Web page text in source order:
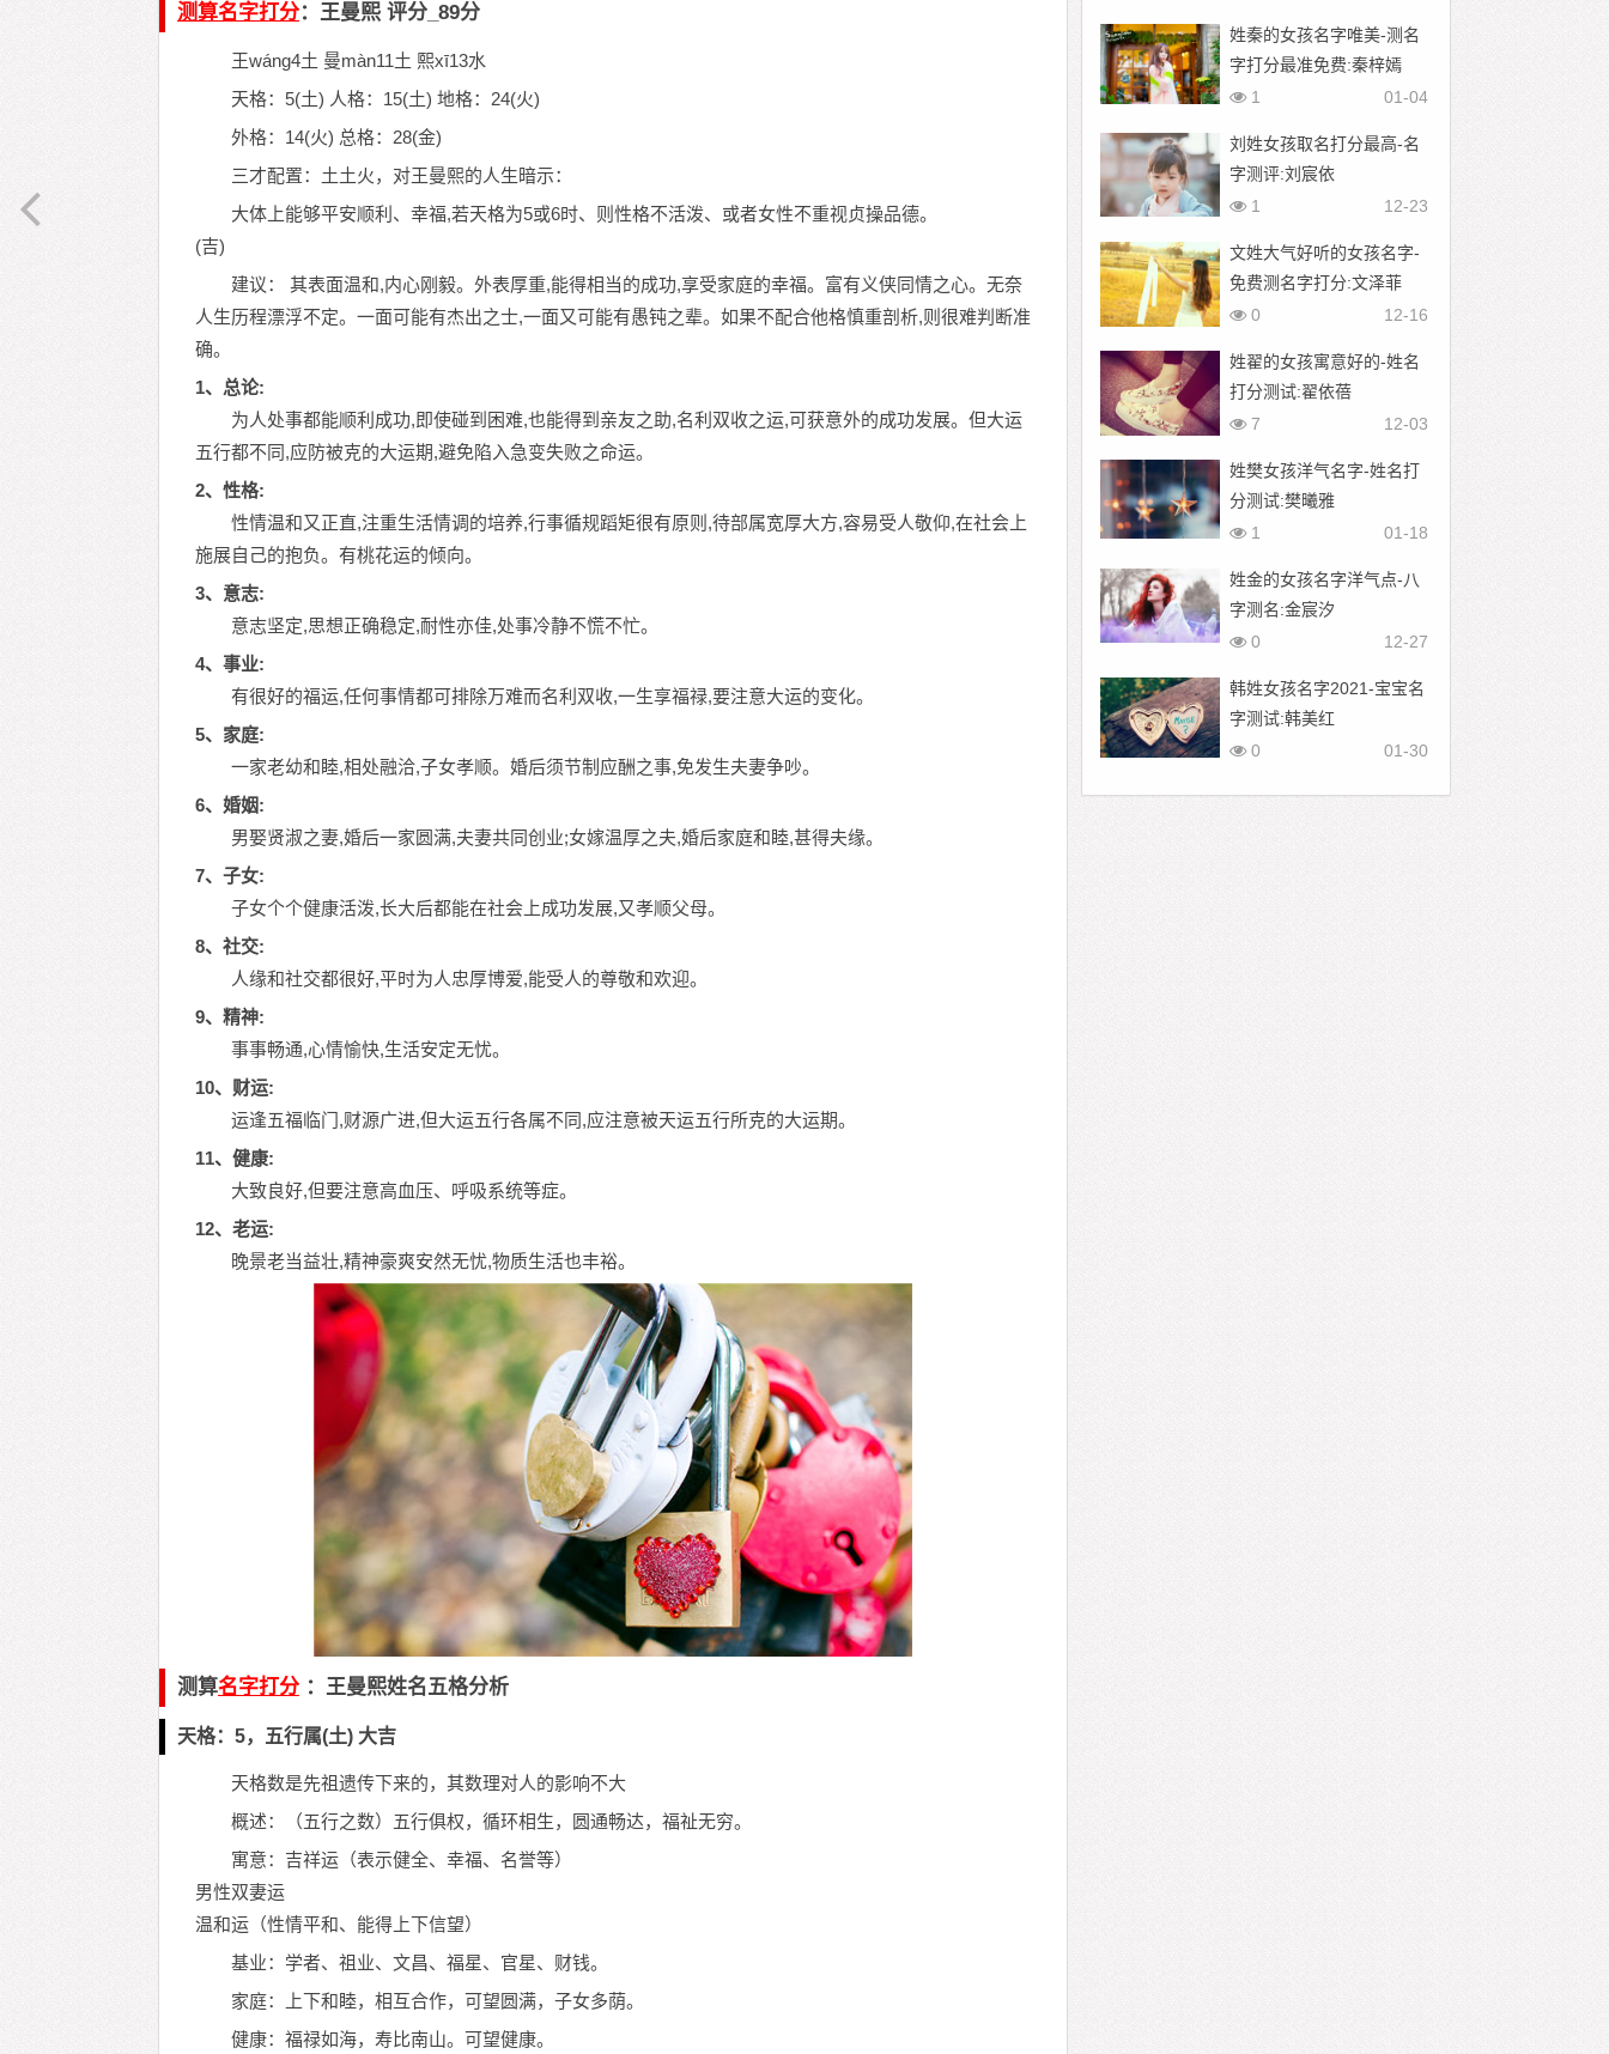
测算名字打分：王曼熙 评分_89分
王wáng4土 曼màn11土 熙xī13水
天格：5(土) 人格：15(土) 地格：24(火)
外格：14(火) 总格：28(金)
三才配置：土土火，对王曼熙的人生暗示：
大体上能够平安顺利、幸福,若天格为5或6时、则性格不活泼、或者女性不重视贞操品德。
(吉)
建议： 其表面温和,内心刚毅。外表厚重,能得相当的成功,享受家庭的幸福。富有义侠同情之心。无奈
人生历程漂浮不定。一面可能有杰出之士,一面又可能有愚钝之辈。如果不配合他格慎重剖析,则很难判断准
确。
1、总论:
为人处事都能顺利成功,即使碰到困难,也能得到亲友之助,名利双收之运,可获意外的成功发展。但大运
五行都不同,应防被克的大运期,避免陷入急变失败之命运。
2、性格:
性情温和又正直,注重生活情调的培养,行事循规蹈矩很有原则,待部属宽厚大方,容易受人敬仰,在社会上
施展自己的抱负。有桃花运的倾向。
3、意志:
意志坚定,思想正确稳定,耐性亦佳,处事冷静不慌不忙。
4、事业:
有很好的福运,任何事情都可排除万难而名利双收,一生享福禄,要注意大运的变化。
5、家庭:
一家老幼和睦,相处融洽,子女孝顺。婚后须节制应酬之事,免发生夫妻争吵。
6、婚姻:
男娶贤淑之妻,婚后一家圆满,夫妻共同创业;女嫁温厚之夫,婚后家庭和睦,甚得夫缘。
7、子女:
子女个个健康活泼,长大后都能在社会上成功发展,又孝顺父母。
8、社交:
人缘和社交都很好,平时为人忠厚博爱,能受人的尊敬和欢迎。
9、精神:
事事畅通,心情愉快,生活安定无忧。
10、财运:
运逢五福临门,财源广进,但大运五行各属不同,应注意被天运五行所克的大运期。
11、健康:
大致良好,但要注意高血压、呼吸系统等症。
12、老运:
晚景老当益壮,精神豪爽安然无忧,物质生活也丰裕。
测算名字打分 ：王曼熙姓名五格分析
天格：5，五行属(土) 大吉
天格数是先祖遗传下来的，其数理对人的影响不大
概述：（五行之数）五行俱权，循环相生，圆通畅达，福祉无穷。
寓意：吉祥运（表示健全、幸福、名誉等）
男性双妻运
温和运（性情平和、能得上下信望）
基业：学者、祖业、文昌、福星、官星、财钱。
家庭：上下和睦，相互合作，可望圆满，子女多荫。
健康：福禄如海，寿比南山。可望健康。
姓秦的女孩名字唯美-测名
字打分最准免费:秦梓嫣
01-04
1
刘姓女孩取名打分最高-名
字测评:刘宸依
12-23
1
文姓大气好听的女孩名字-
免费测名字打分:文泽菲
12-16
0
姓翟的女孩寓意好的-姓名
打分测试:翟依蓓
12-03
7
姓樊女孩洋气名字-姓名打
分测试:樊曦雅
01-18
1
姓金的女孩名字洋气点-八
字测名:金宸汐
12-27
0
韩姓女孩名字2021-宝宝名
字测试:韩美红
01-30
0